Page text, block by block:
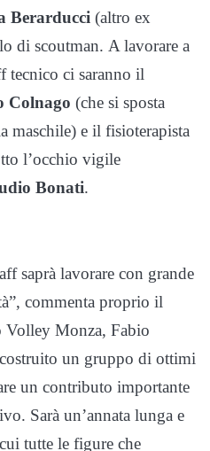
Berarducci (altro ex
di scoutman. A lavorare a
tecnico ci saranno il
Colnago (che si sposta
maschile) e il fisioterapista
l’occhio vigile
Bonati.
saprà lavorare con grande
commenta proprio il
Volley Monza, Fabio
un gruppo di ottimi
un contributo importante
Sarà un’annata lunga e
tutte le figure che